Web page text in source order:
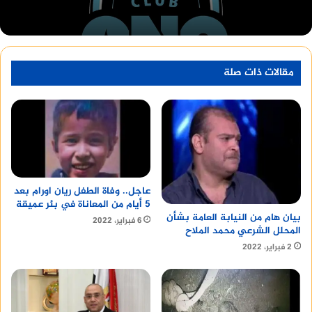
إدخال رقم الجلوس والاسم.
اعرف أكثر عن :مؤسسه دار الشعب للصحافه و الطباعه
و النشر
الاستعداد للعام الدراسي الثاني
بعد إعلان نتيجة الشهادة الإعدادية، يبدأ الطلاب في
الاستعداد للعام الدراسي الثاني. وفيما يلي بعض
النصائح للطلاب للاستعداد للعام الدراسي الثاني:
منصة وساطة لبيع العقارات مجانا
الطلاب الاستمرار في مراجعة المناهج الدراسية
حتى يتمكنوا من تذكر المعلومات المهمة.
مقالات ذات صلة
بيان هام من النيابة العامة بشأن
المحلل الشرعي محمد الملاح
2 فبراير، 2022
عاجل.. وفاة الطفل ريان اورام بعد
5 أيام من المعاناة في بئر عميقة
6 فبراير، 2022